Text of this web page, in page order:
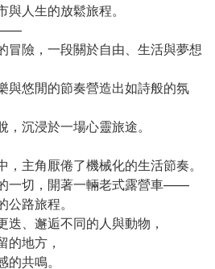
人生的放鬆旅程。
——
冒險，一段關於自由、生活與夢想
與悠閒的節奏營造出如詩般的氛
沉浸於一場心靈旅途。
主角厭倦了機械化的生活節奏。
一切，開著一輛老式露營車——
公路旅程。
迭、邂逅不同的人與動物，
的地方，
共鳴。